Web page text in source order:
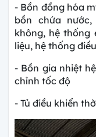
- Bồn đồng hóa
bồn chứa
không, hệ thống
liệu, hệ thống
- Bồn gia nhiệt
chỉnh tốc độ
- Tủ điều khiển